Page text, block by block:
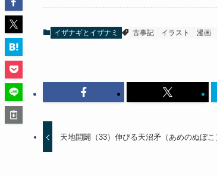
イザナギとイザナミ 古事記 イラスト 漫画
天地開闢（33）伸びる天沼矛（あめのぬぼこ